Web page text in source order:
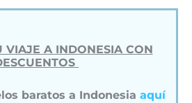
VIAJE A INDONESIA CON
baratos a Indonesia aquí